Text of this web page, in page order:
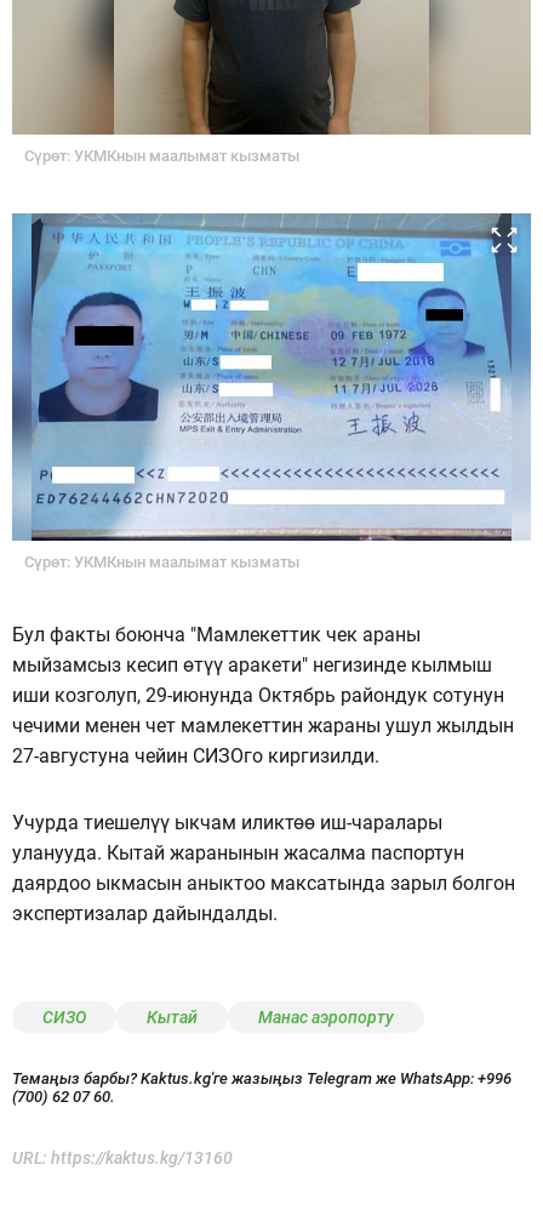
Сүрөт: УКМКнын маалымат кызматы
Сүрөт: УКМКнын маалымат кызматы
Бул факты боюнча "Мамлекеттик чек араны
мыйзамсыз кесип өтүү аракети" негизинде кылмыш
иши козголуп, 29-июнунда Октябрь райондук сотунун
чечими менен чет мамлекеттин жараны ушул жылдын
27-августуна чейин СИЗОго киргизилди.
Учурда тиешелүү ыкчам иликтөө иш-чаралары
уланууда. Кытай жаранынын жасалма паспортун
даярдоо ыкмасын аныктоо максатында зарыл болгон
экспертизалар дайындалды.
СИЗО Кытай Манас аэропорту
Темаңыз барбы? Kaktus.kg'ге жазыңыз Telegram же WhatsApp: +996
(700) 62 07 60.
URL: https://kaktus.kg/13160